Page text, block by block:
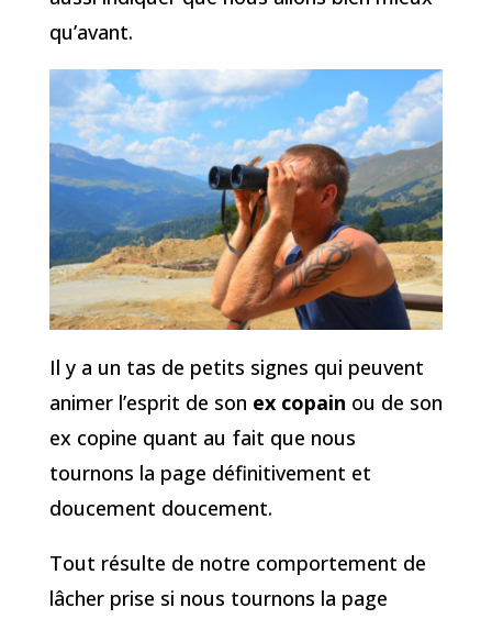
qu’avant.
Il y a un tas de petits signes qui peuvent
animer l’esprit de son ex copain ou de son
ex copine quant au fait que nous
tournons la page définitivement et
doucement doucement.
Tout résulte de notre comportement de
lâcher prise si nous tournons la page